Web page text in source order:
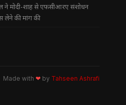
ने मोदी-शाह से एफसीआरए संशोधन
लेने की मांग की
Made with ❤ by Tahseen Ashrafi